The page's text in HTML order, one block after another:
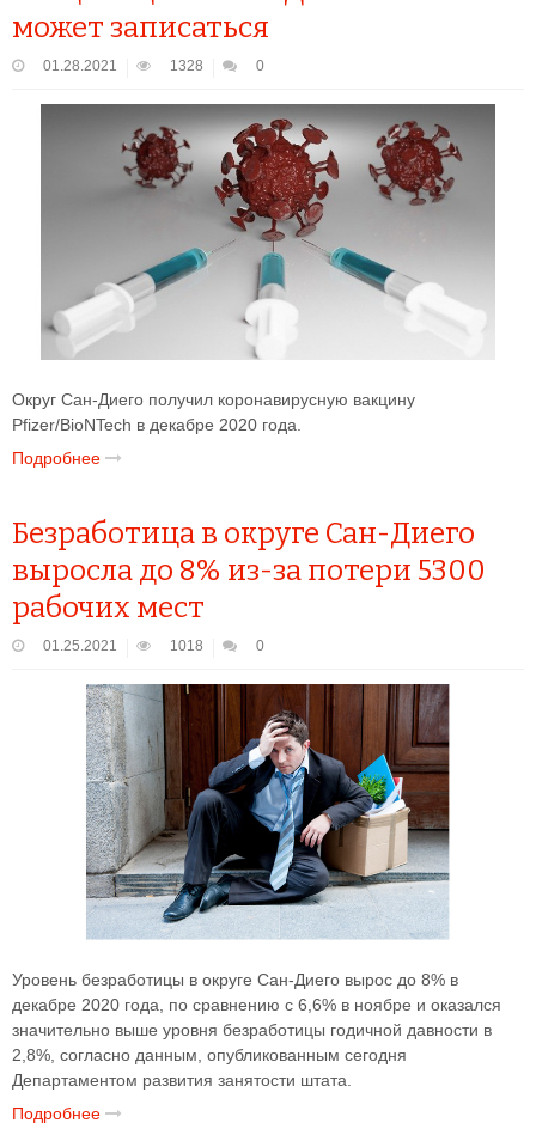
может записаться
01.28.2021 1328 0
Округ Сан-Диего получил коронавирусную вакцину
Pfizer/BioNTech в декабре 2020 года.
Подробнее
Безработица в округе Сан-Диего
выросла до 8% из-за потери 5300
рабочих мест
01.25.2021 1018 0
Уровень безработицы в округе Сан-Диего вырос до 8% в
декабре 2020 года, по сравнению с 6,6% в ноябре и оказался
значительно выше уровня безработицы годичной давности в
2,8%, согласно данным, опубликованным сегодня
Департаментом развития занятости штата.
Подробнее